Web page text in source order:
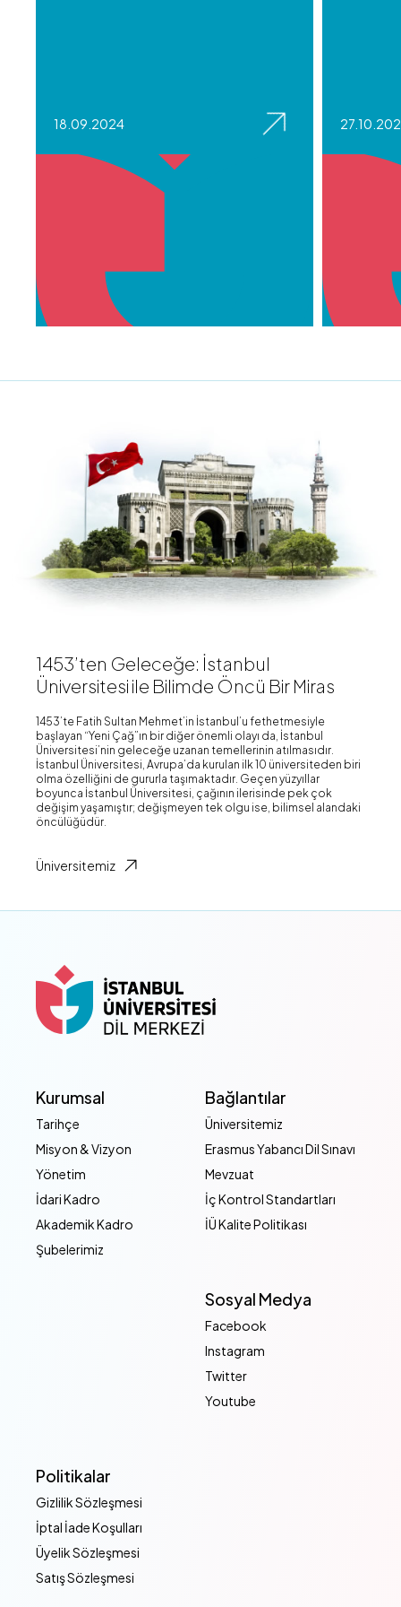
18.09.2024
1453’ten Geleceğe: İstanbul
Üniversitesi ile Bilimde Öncü Bir Miras
1453’te Fatih Sultan Mehmet’in İstanbul’u fethetmesiyle
başlayan “Yeni Çağ”ın bir diğer önemli olayı da, İstanbul
Üniversitesi’nin geleceğe uzanan temellerinin atılmasıdır.
İstanbul Üniversitesi, Avrupa’da kurulan ilk 10 üniversiteden biri
olma özelliğini de gururla taşımaktadır. Geçen yüzyıllar
boyunca İstanbul Üniversitesi, çağının ilerisinde pek çok
değişim yaşamıştır; değişmeyen tek olgu ise, bilimsel alandaki
öncülüğüdür.
Üniversitemiz
Kurumsal
Tarihçe
Misyon & Vizyon
Yönetim
İdari Kadro
Akademik Kadro
Şubelerimiz
Bağlantılar
Üniversitemiz
Erasmus Yabancı Dil Sınavı
Mevzuat
İç Kontrol Standartları
İÜ Kalite Politikası
Sosyal Medya
Facebook
Instagram
Twitter
Youtube
Politikalar
Gizlilik Sözleşmesi
İptal İade Koşulları
Üyelik Sözleşmesi
Satış Sözleşmesi